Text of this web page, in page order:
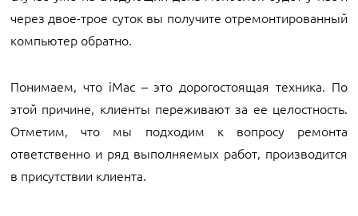
через двое-трое суток вы получите отремонтированный
компьютер обратно.
Понимаем, что iMac – это дорогостоящая техника. По
этой причине, клиенты переживают за ее целостность.
Отметим, что мы подходим к вопросу ремонта
ответственно и ряд выполняемых работ, производится
в присутствии клиента.